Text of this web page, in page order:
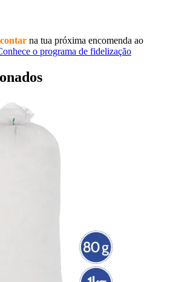
na tua próxima encomenda ao
o programa de fidelização